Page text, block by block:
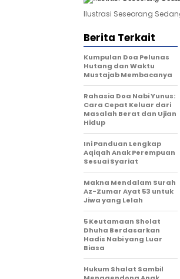
Ilustrasi Seseorang
Berita Terkait
Kumpulan Doa Pelunas
Hutang dan Waktu
Mustajab Membacanya
Rahasia Doa Nabi Yunus:
Cara Cepat Keluar dari
Masalah Berat dan Ujian
Hidup
Ini Panduan Lengkap
Aqiqah Anak Perempuan
Sesuai Syariat
Makna Mendalam Surah
Az-Zumar Ayat 53 untuk
Jiwa yang Lelah
5 Keutamaan Sholat
Dhuha Berdasarkan
Hadis Nabi yang Luar
Biasa
Hukum Shalat Sambil